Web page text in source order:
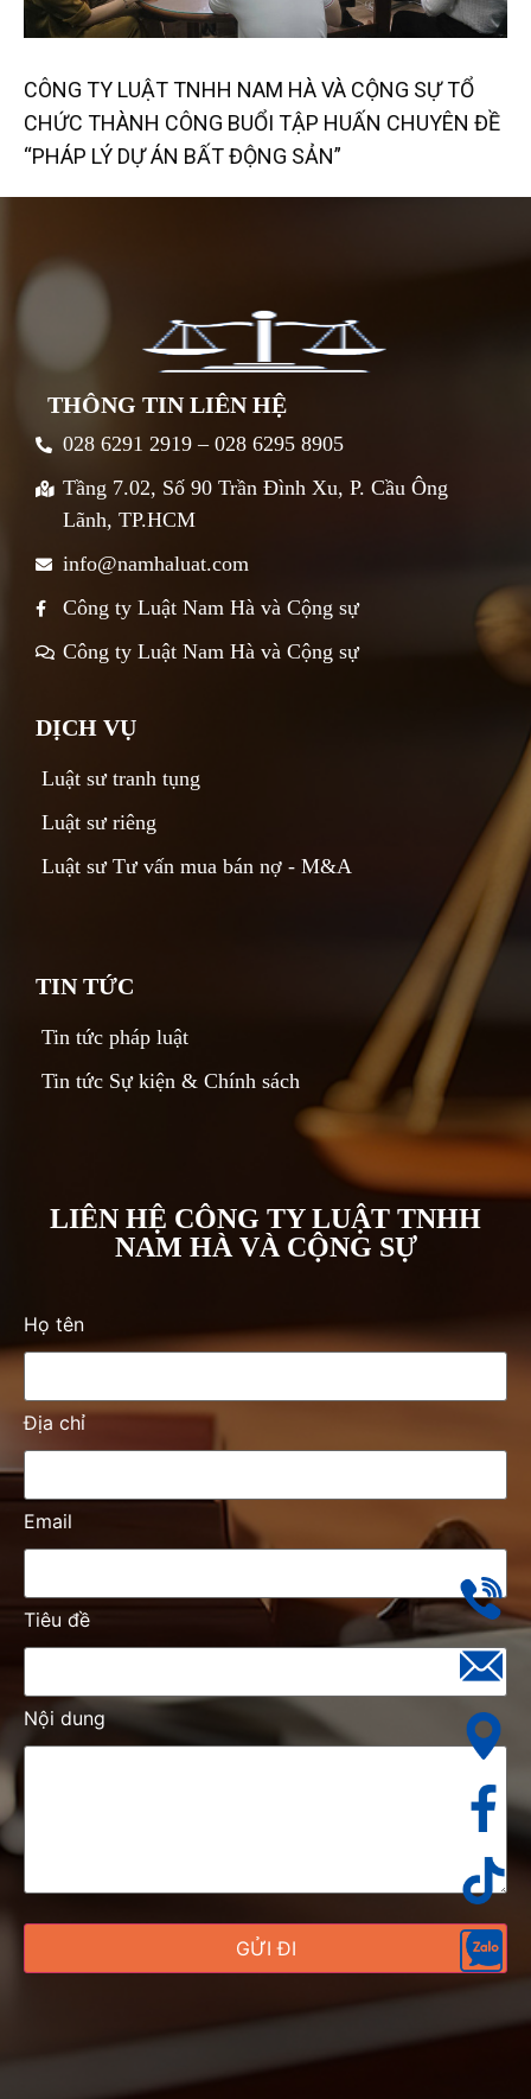
CÔNG TY LUẬT TNHH NAM HÀ VÀ CỘNG SỰ TỔ
CHỨC THÀNH CÔNG BUỔI TẬP HUẤN CHUYÊN ĐỀ
“PHÁP LÝ DỰ ÁN BẤT ĐỘNG SẢN”
THÔNG TIN LIÊN HỆ
028 6291 2919 – 028 6295 8905
Tầng 7.02, Số 90 Trần Đình Xu, P. Cầu Ông
Lãnh, TP.HCM
info@namhaluat.com
Công ty Luật Nam Hà và Cộng sự
Công ty Luật Nam Hà và Cộng sự
DỊCH VỤ
Luật sư tranh tụng
Luật sư riêng
Luật sư Tư vấn mua bán nợ - M&A
TIN TỨC
Tin tức pháp luật
Tin tức Sự kiện & Chính sách
LIÊN HỆ CÔNG TY LUẬT TNHH
NAM HÀ VÀ CỘNG SỰ
Họ tên
Địa chỉ
Email
Tiêu đề
Nội dung